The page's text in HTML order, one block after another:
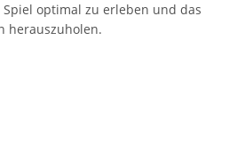
optimal zu erleben und das
herauszuholen.